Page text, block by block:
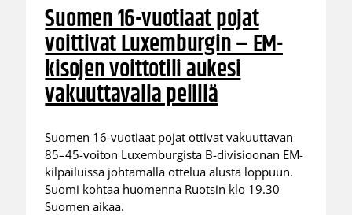
Suomen 16-vuotiaat pojat
voittivat Luxemburgin – EM-
kisojen voittotili aukesi
vakuuttavalla pelillä
Suomen 16-vuotiaat pojat ottivat vakuuttavan
85–45-voiton Luxemburgista B-divisioonan EM-
kilpailuissa johtamalla ottelua alusta loppuun.
Suomi kohtaa huomenna Ruotsin klo 19.30
Suomen aikaa.